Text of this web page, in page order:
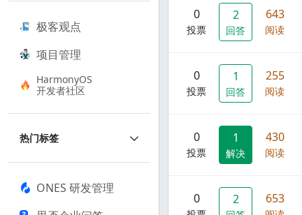
极客观点
项目管理
HarmonyOS
开发者社区
热门标签
ONES 研发管理
0
投票
2
回答
643
阅读
0
投票
1
回答
255
阅读
0
投票
1
解决
430
阅读
0 2 653